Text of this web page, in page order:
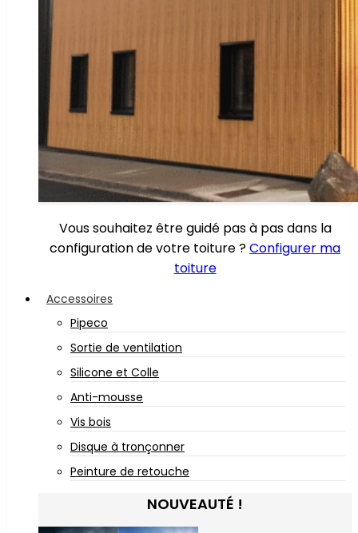
Vous souhaitez être guidé pas à pas dans la
configuration de votre toiture ?Configurer ma
toiture
Accessoires
Pipeco
Sortie de ventilation
Silicone et Colle
Anti-mousse
Vis bois
Disque à tronçonner
Peinture de retouche
NOUVEAUTÉ !